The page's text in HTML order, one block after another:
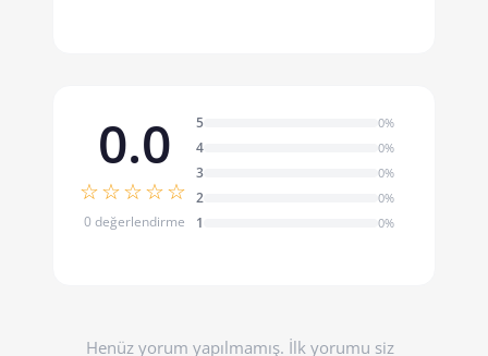
0.0
☆☆☆☆☆
0 değerlendirme
5 0%
4 0%
3 0%
2 0%
1 0%
Henüz yorum yapılmamış. İlk yorumu siz